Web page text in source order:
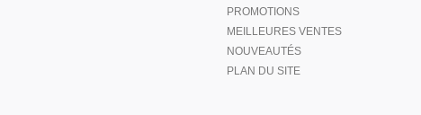
PROMOTIONS
MEILLEURES VENTES
NOUVEAUTÉS
PLAN DU SITE